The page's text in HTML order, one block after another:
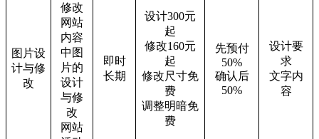
图片设
计与修
改
修改
网站
内容
中图
片的
设计
与修
改
网站
即时
长期
设计300元
起
修改160元
起
修改尺寸免
费
调整明暗免
费
先预付
50%
确认后
50%
设计要
求
文字内
容